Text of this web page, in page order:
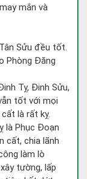
mắn và
Sửu đều tốt.
Phòng Đăng
Tỵ, Đinh Sửu,
tốt với mọi
là rất kỵ.
là Phục Đoạn
cất, chia lãnh
làm lò
tường, lấp